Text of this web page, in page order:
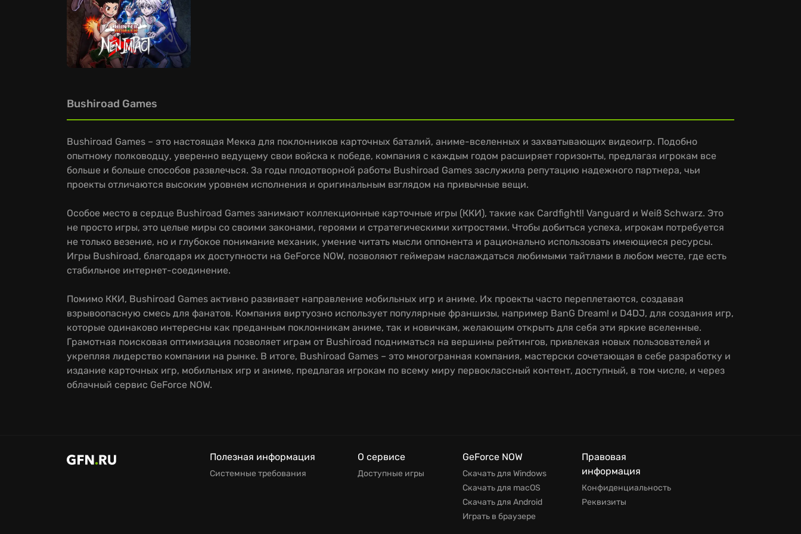
Bushiroad Games
Bushiroad Games – это настоящая Мекка для поклонников карточных баталий, аниме-вселенных и захватывающих видеоигр. Подобно
опытному полководцу, уверенно ведущему свои войска к победе, компания с каждым годом расширяет горизонты, предлагая игрокам все
больше и больше способов развлечься. За годы плодотворной работы Bushiroad Games заслужила репутацию надежного партнера, чьи
проекты отличаются высоким уровнем исполнения и оригинальным взглядом на привычные вещи.
Особое место в сердце Bushiroad Games занимают коллекционные карточные игры (ККИ), такие как Cardfight!! Vanguard и Weiß Schwarz. Это
не просто игры, это целые миры со своими законами, героями и стратегическими хитростями. Чтобы добиться успеха, игрокам потребуется
не только везение, но и глубокое понимание механик, умение читать мысли оппонента и рационально использовать имеющиеся ресурсы.
Игры Bushiroad, благодаря их доступности на GeForce NOW, позволяют геймерам наслаждаться любимыми тайтлами в любом месте, где есть
стабильное интернет-соединение.
Помимо ККИ, Bushiroad Games активно развивает направление мобильных игр и аниме. Их проекты часто переплетаются, создавая
взрывоопасную смесь для фанатов. Компания виртуозно использует популярные франшизы, например BanG Dream! и D4DJ, для создания игр,
которые одинаково интересны как преданным поклонникам аниме, так и новичкам, желающим открыть для себя эти яркие вселенные.
Грамотная поисковая оптимизация позволяет играм от Bushiroad подниматься на вершины рейтингов, привлекая новых пользователей и
укрепляя лидерство компании на рынке. В итоге, Bushiroad Games – это многогранная компания, мастерски сочетающая в себе разработку и
издание карточных игр, мобильных игр и аниме, предлагая игрокам по всему миру первоклассный контент, доступный, в том числе, и через
облачный сервис GeForce NOW.
Полезная информация
Системные требования
О сервисе
Доступные игры
GeForce NOW
Скачать для Windows
Скачать для macOS
Скачать для Android
Играть в браузере
Правовая
информация
Конфиденциальность
Реквизиты